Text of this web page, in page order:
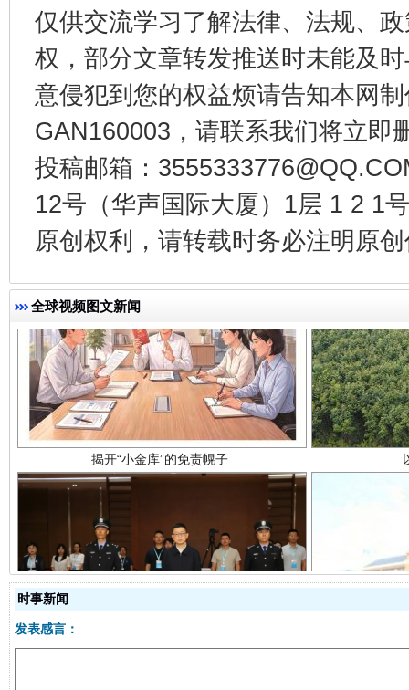
仅供交流学习了解法律、法规、
权，部分文章转发推送时未能及
意侵犯到您的权益烦请告知本网
GAN160003，请联系我们将立即
投稿邮箱：
12号（华声国际大厦）1层 1 2 1
原创权利，请转载时务必注明原
全球视频图文新闻
千年窑火 生生不息 一
揭开“小金库”的免责幌子
受贿1.44亿！段成刚被判无期 从幼
时事新闻
发表感言：